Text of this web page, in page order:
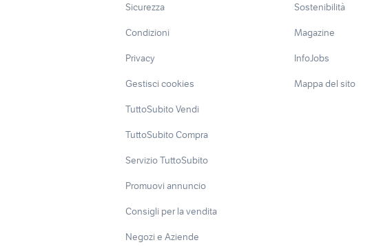
Sicurezza
Condizioni
Privacy
Gestisci cookies
TuttoSubito Vendi
TuttoSubito Compra
Servizio TuttoSubito
Promuovi annuncio
Consigli per la vendita
Negozi e Aziende
Sostenibilità
Magazine
InfoJobs
Mappa del sito